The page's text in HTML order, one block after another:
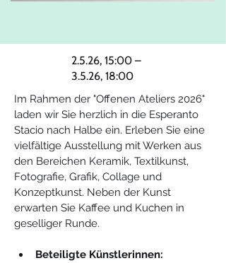
2.5.26, 15:00 –
3.5.26, 18:00
Im Rahmen der "Offenen Ateliers 2026"
laden wir Sie herzlich in die Esperanto
Stacio nach Halbe ein. Erleben Sie eine
vielfältige Ausstellung mit Werken aus
den Bereichen Keramik, Textilkunst,
Fotografie, Grafik, Collage und
Konzeptkunst. Neben der Kunst
erwarten Sie Kaffee und Kuchen in
geselliger Runde.
Beteiligte Künstlerinnen: